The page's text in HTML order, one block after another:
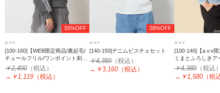
55%OFF
a.v.v
[100-160]【WEB限定商品/裏起毛/
チュールフリル/ワンポイント刺繍/
クロップド丈】チュールスリーブ
クロップドトレーナー
￥2,490 （税込）
→ ￥1,119 （税込）
28%OFF
a.v.v
[140-150]デニムビスチェセット
￥4,389（税込）
→ ￥3,160 （税込）
a.v.v
[100-140]【a.v.v
くまとふろしきア
ぐらしジャカード
￥4,389（税込
→ ￥1,580（税